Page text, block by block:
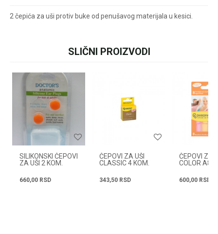
customers@oazazdrav
lja.rs
2 čepića za uši protiv buke od penušavog materijala u kesici.
SLIČNI PROIZVODI
SILIKONSKI ČEPOVI
ZA UŠI 2 KOM.
660,00 RSD
ČEPOVI ZA UŠI
CLASSIC 4 KOM.
343,50 RSD
ČEPOVI ZA
COLOR A8
600,00 RSD